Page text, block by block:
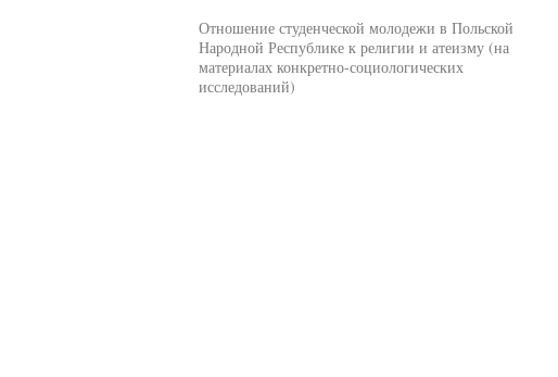
Отношение студенческой молодежи в Польской
Народной Республике к религии и атеизму (на
материалах конкретно-социологических
исследований)